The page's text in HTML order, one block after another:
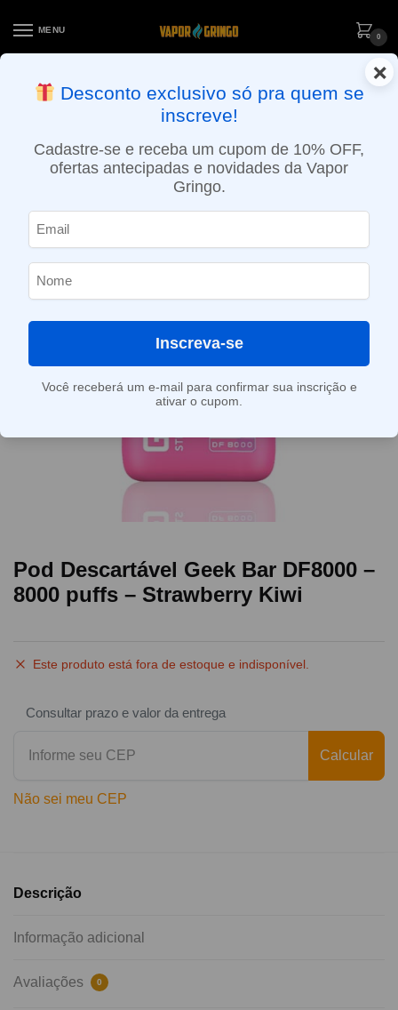
MENU
0
ENTREGA NO MESMO DIA EM SÃO PAULO (SEG A SEX): PEDIDOS
APROVADOS ATÉ 15:30 VIA MOTOBOY
Pod Descartável Geek Bar DF8000 –
8000 puffs – Strawberry Kiwi
Este produto está fora de estoque e indisponível.
Consultar prazo e valor da entrega
Calcular
Não sei meu CEP
Descrição
Informação adicional
Avaliações 0
×
Desconto exclusivo só pra quem se
inscreve!
Cadastre-se e receba um cupom de 10% OFF,
ofertas antecipadas e novidades da Vapor
Gringo.
Inscreva-se
Você receberá um e-mail para confirmar sua inscrição e
ativar o cupom.